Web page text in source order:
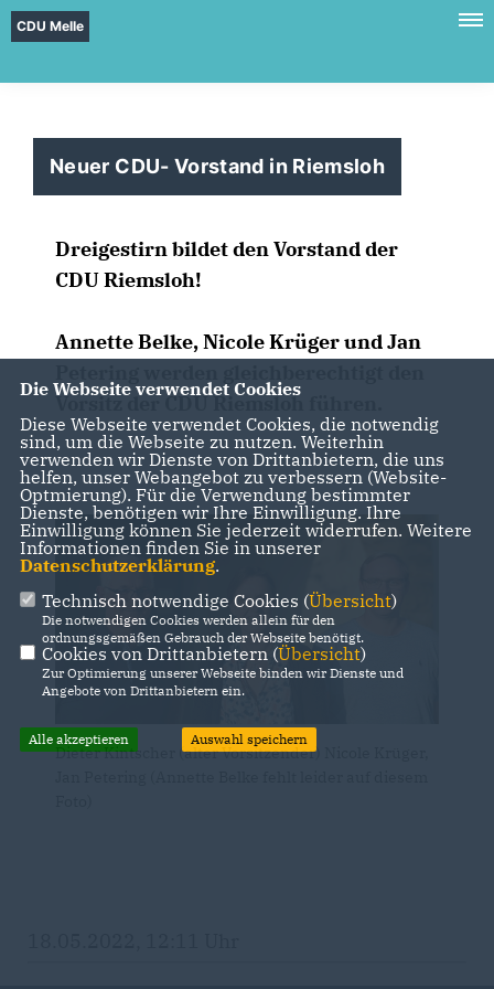
CDU Melle
Neuer CDU- Vorstand in Riemsloh
Dreigestirn bildet den Vorstand der
CDU Riemsloh!
Annette Belke, Nicole Krüger und Jan
Vorsitz der CDU Riemsloh führen.
Dieter Kintscher (alter Vorsitzender) Nicole Krüger,
Die Webseite verwendet Cookies
Diese Webseite verwendet Cookies, die notwendig
sind, um die Webseite zu nutzen. Weiterhin
verwenden wir Dienste von Drittanbietern, die uns
helfen, unser Webangebot zu verbessern (Website-
Optmierung). Für die Verwendung bestimmter
Dienste, benötigen wir Ihre Einwilligung. Ihre
Einwilligung können Sie jederzeit widerrufen. Weitere
Informationen finden Sie in unserer
Datenschutzerklärung.
Technisch notwendige Cookies (Übersicht)
Die notwendigen Cookies werden allein für den
ordnungsgemäßen Gebrauch der Webseite benötigt.
Cookies von Drittanbietern (Übersicht)
Zur Optimierung unserer Webseite binden wir Dienste und
Angebote von Drittanbietern ein.
Alle akzeptieren Auswahl speichern